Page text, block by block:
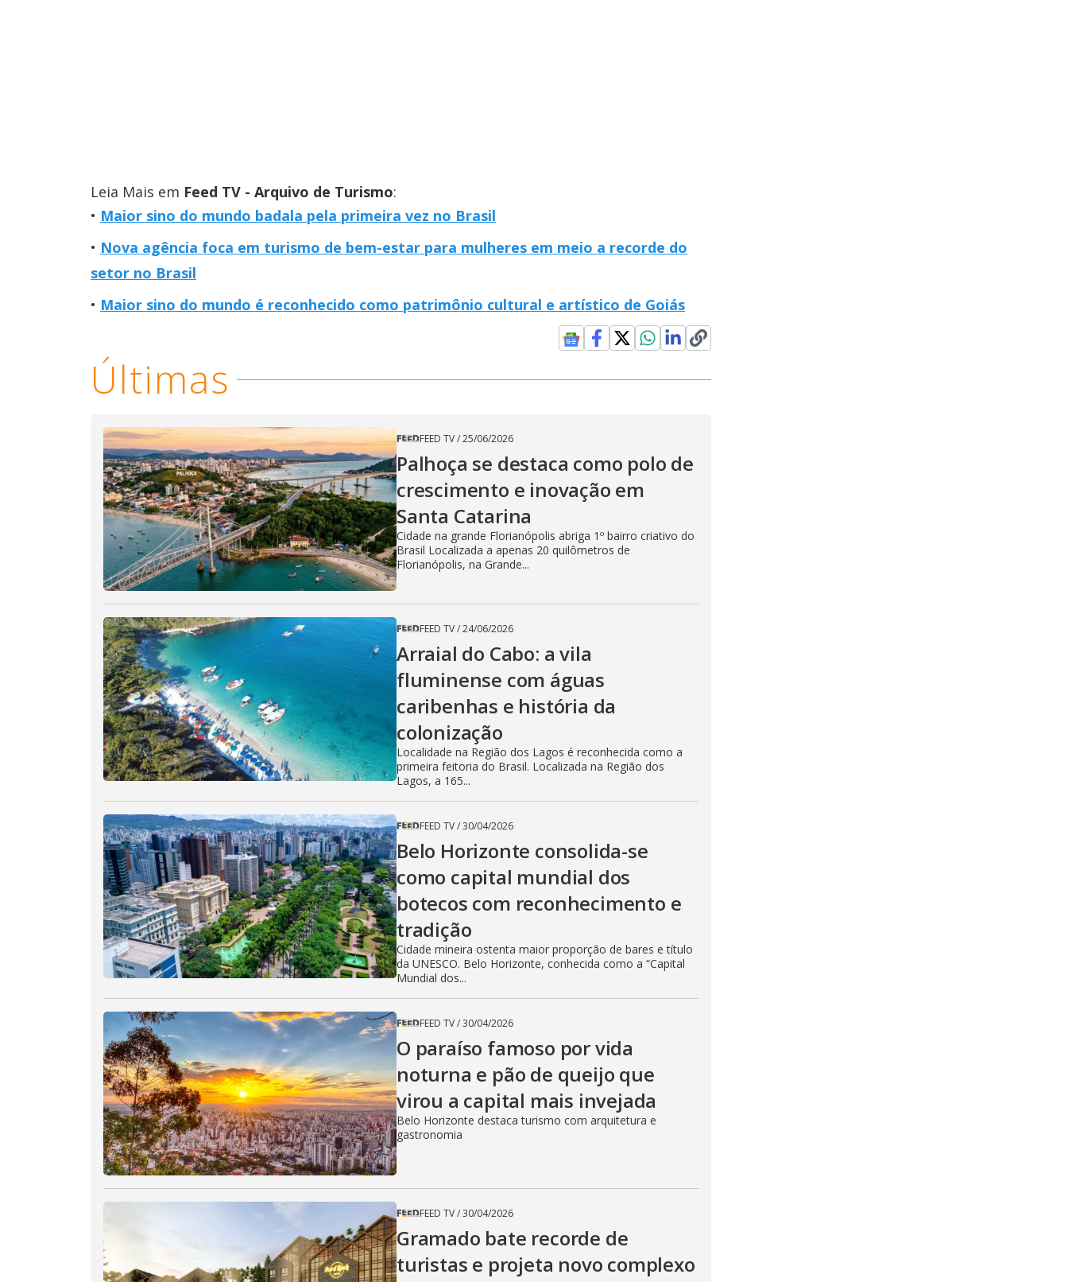
Leia Mais em Feed TV - Arquivo de Turismo:
Maior sino do mundo badala pela primeira vez no Brasil
Nova agência foca em turismo de bem-estar para mulheres em meio a recorde do
setor no Brasil
Maior sino do mundo é reconhecido como patrimônio cultural e artístico de Goiás
Últimas
FEED TV/25/06/2026
Palhoça se destaca como polo de
crescimento e inovação em
Santa Catarina
Cidade na grande Florianópolis abriga 1º bairro criativo do
Brasil Localizada a apenas 20 quilômetros de
Florianópolis, na Grande...
FEED TV/24/06/2026
Arraial do Cabo: a vila
fluminense com águas
caribenhas e história da
colonização
Localidade na Região dos Lagos é reconhecida como a
primeira feitoria do Brasil. Localizada na Região dos
Lagos, a 165...
FEED TV/30/04/2026
Belo Horizonte consolida-se
como capital mundial dos
botecos com reconhecimento e
tradição
Cidade mineira ostenta maior proporção de bares e título
da UNESCO. Belo Horizonte, conhecida como a “Capital
Mundial dos...
FEED TV/30/04/2026
O paraíso famoso por vida
noturna e pão de queijo que
virou a capital mais invejada
Belo Horizonte destaca turismo com arquitetura e
gastronomia
FEED TV/30/04/2026
Gramado bate recorde de
turistas e projeta novo complexo